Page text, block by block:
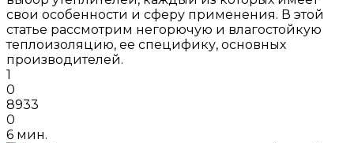
свои особенности и сферу применения. В этой
статье рассмотрим негорючую и влагостойкую
теплоизоляцию, ее специфику, основных
производителей.
1
0
8933
0
6 мин.